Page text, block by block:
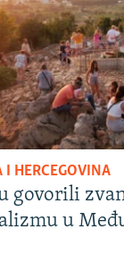
I HERCEGOVINA
govorili
u